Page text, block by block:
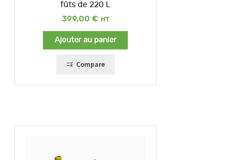
fûts de 220 L
399,00 €
Ajouter au panier
Compare